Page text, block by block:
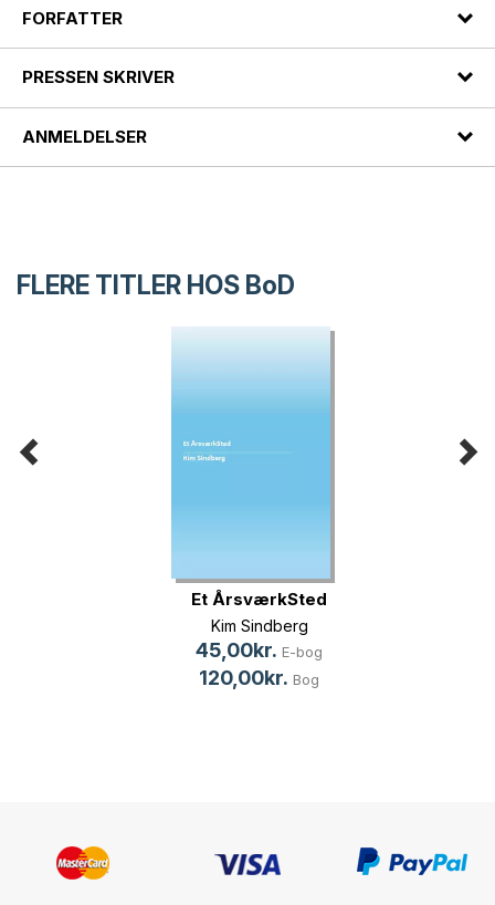
FORFATTER
PRESSEN SKRIVER
ANMELDELSER
FLERE TITLER HOS BoD
Et ÅrsværkSted
Kim Sindberg
45,00kr. E-bog
120,00kr. Bog